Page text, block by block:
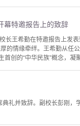
幕特邀报告上的致辞
王希勤在特邀报告上发
的情缘牵绊。王希勤从任
创的“中华民族”概念，凝
礼并致辞。副校长彭刚，